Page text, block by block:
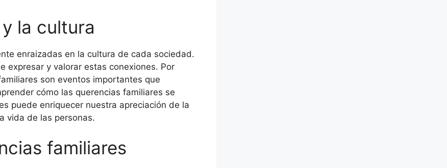
la cultura
enraizadas en la cultura de cada sociedad.
expresar y valorar estas conexiones. Por
son eventos importantes que
cómo las querencias familiares se
puede enriquecer nuestra apreciación de la
vida de las personas.
familiares